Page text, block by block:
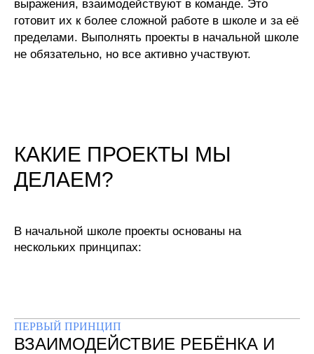
выражения, взаимодействуют в команде. Это
готовит их к более сложной работе в школе и за её
пределами. Выполнять проекты в начальной школе
не обязательно, но все активно участвуют.
КАКИЕ ПРОЕКТЫ МЫ
ДЕЛАЕМ?
В начальной школе проекты основаны на
нескольких принципах:
ПЕРВЫЙ ПРИНЦИП
ВЗАИМОДЕЙСТВИЕ РЕБЁНКА И